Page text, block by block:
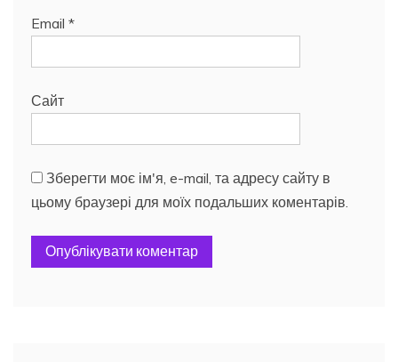
Email *
Сайт
Зберегти моє ім'я, e-mail, та адресу сайту в
цьому браузері для моїх подальших коментарів.